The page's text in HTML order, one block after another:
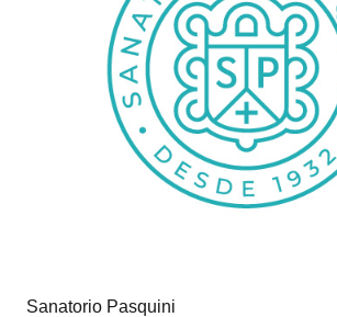
Sanatorio Pasquini